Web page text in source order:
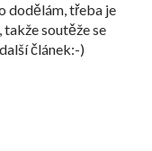
dodělám, třeba je
soutěže se
článek:-)